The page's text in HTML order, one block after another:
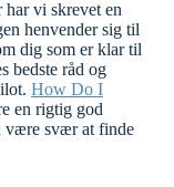
vi skrevet en
henvender sig til
dig som er klar til
bedste råd og
How Do I
en rigtig god
være svær at finde